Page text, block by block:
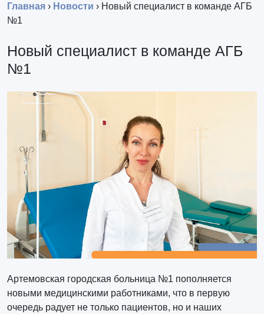
Главная › Новости › Новый специалист в команде АГБ
№1
Новый специалист в команде АГБ
№1
Артемовская городская больница №1 пополняется
новыми медицинскими работниками, что в первую
очередь радует не только пациентов, но и наших